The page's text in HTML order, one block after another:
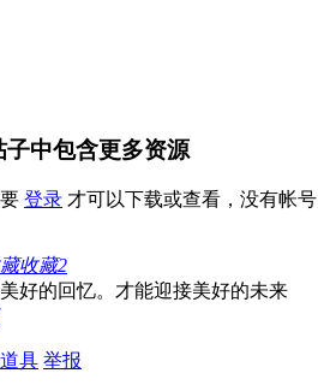
子中包含更多资源
登录 才可以下载或查看，没有帐号
收藏2
好的回忆。才能迎接美好的未来
具 举报